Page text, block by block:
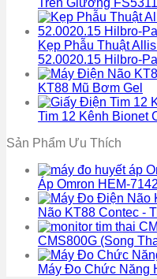
Trên Giường FS5311
Kẹp Phẫu Thuật
52.0020.15 Hilbro-
KT88 Mũ Bơm Gel
Tim 12 Kênh Bionet
Sản Phẩm Ưu Thích
Áp Omron HEM-
Não KT88 Contec -
CMS800G (Song
Máy Đo Chức Năng